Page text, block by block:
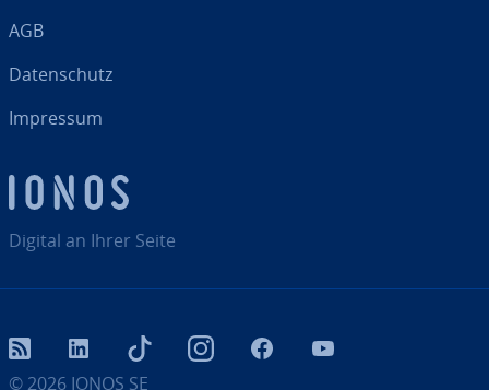
Digital an Ihrer Seite
AGB
Da­ten­schutz
Impressum
© 2026 IONOS SE
RSS LinkedIn tiktok InstagramFacebook